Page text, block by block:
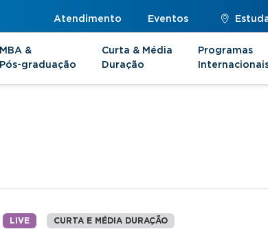
Atendimento Eventos
MBA &
Pós-graduação
Curta & Média
Duração
Programas
LIVE CURTA E MÉDIA DURAÇÃO